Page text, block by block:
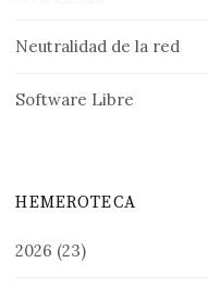
Neutralidad de la red
Software Libre
HEMEROTECA
2026 (23)